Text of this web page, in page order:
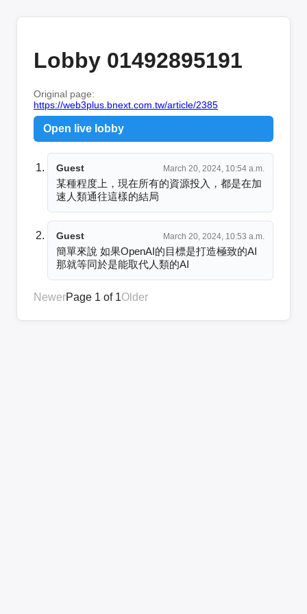
Lobby 01492895191
Original page:
https://web3plus.bnext.com.tw/article/2385
Open live lobby
Guest March 20, 2024, 10:54 a.m.
某種程度上，現在所有的資源投入，都是在加
速人類通往這樣的結局
Guest March 20, 2024, 10:53 a.m.
簡單來說 如果OpenAI的目標是打造極致的AI
那就等同於是能取代人類的AI
NewerPage 1 of 1Older